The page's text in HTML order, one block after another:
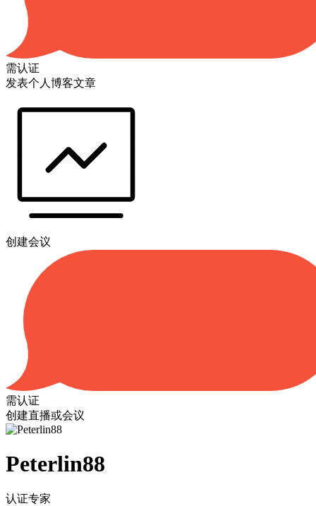
需认证
发表个人博客文章
创建会议
需认证
创建直播或会议
Peterlin88
认证专家